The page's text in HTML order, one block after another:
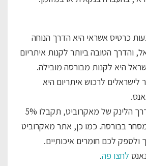
כרטיס אשראי היא הדרך הנוחה
והדרך הטובה ביותר לקנות איתריום
היא לקנות מבורסה מובילה.
לישראלים לרכוש איתריום היא
אם תרשמו לבורסה דרך הלינק של מאקרוביט, תקבלו 5%
בבורסה. כמו כן, אתר מאקרוביט
ולספק לכם חומרים איכותיים.
לחצו פה.